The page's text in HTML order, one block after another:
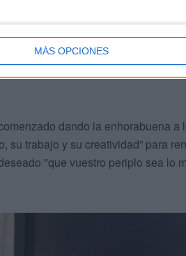
MÁS OPCIONES
dando la enhorabuena a
su trabajo y su creatividad” para
"que vuestro periplo sea lo